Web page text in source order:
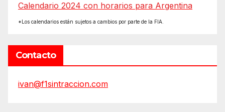
Calendario 2024 con horarios para Argentina
*Los calendarios están sujetos a cambios por parte de la FIA.
Contacto
ivan@f1sintraccion.com